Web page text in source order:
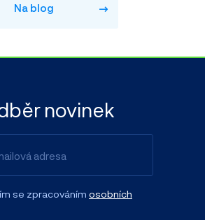
Na blog
novinek
se zpracováním osobních